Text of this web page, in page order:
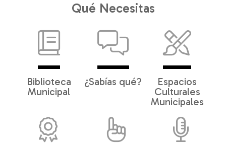
Qué Necesitas
Biblioteca
Municipal
¿Sabías qué?
Espacios
Culturales
Municipales